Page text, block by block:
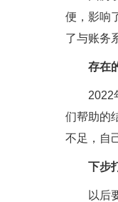
便，影响
了与账务
存在
2022年
们帮助的
不足，自
下步
以后要